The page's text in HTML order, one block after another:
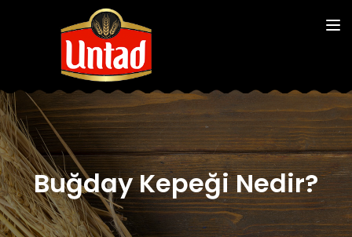
Buğday Kepeği Nedir?